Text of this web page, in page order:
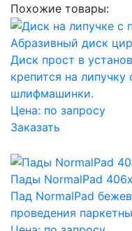
Похожие товары:
Абразивный диск
Диск прост в
крепится на
шлифмашинки.
Цена: по запросу
Заказать
Пады NormalPad
Пад NormalPad
проведения